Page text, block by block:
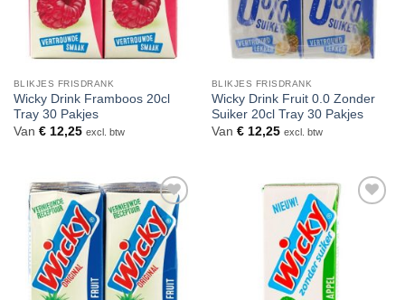
BLIKJES FRISDRANK
Wicky Drink Framboos 20cl
Tray 30 Pakjes
Van €12,25 excl. btw
BLIKJES FRISDRANK
Wicky Drink Fruit 0.0 Zonder
Suiker 20cl Tray 30 Pakjes
Van €12,25 excl. btw
Toevoegen
aan
verlanglijst
Toevoegen
verlanglijst